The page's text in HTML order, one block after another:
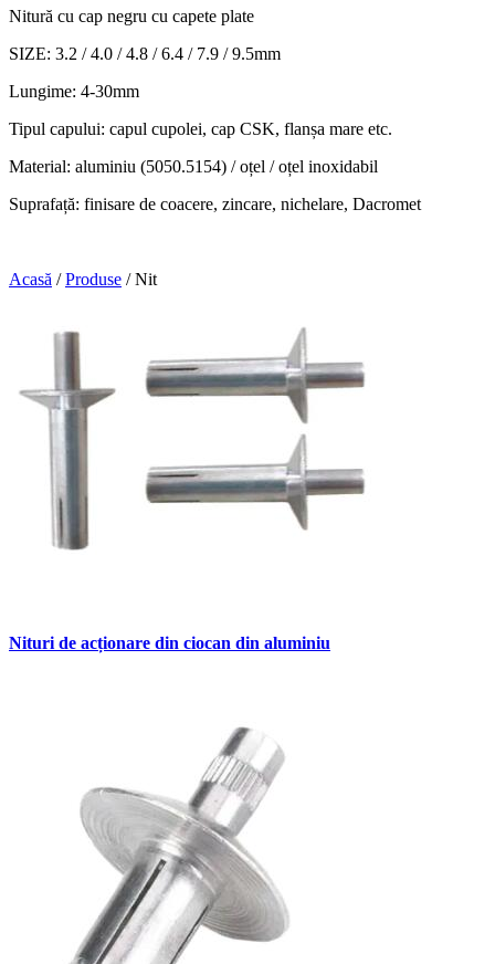
Nitură cu cap negru cu capete plate
SIZE: 3.2 / 4.0 / 4.8 / 6.4 / 7.9 / 9.5mm
Lungime: 4-30mm
Tipul capului: capul cupolei, cap CSK, flanșa mare etc.
Material: aluminiu (5050.5154) / oțel / oțel inoxidabil
Suprafață: finisare de coacere, zincare, nichelare, Dacromet
Acasă /Produse /Nit
Nituri de acționare din ciocan din aluminiu